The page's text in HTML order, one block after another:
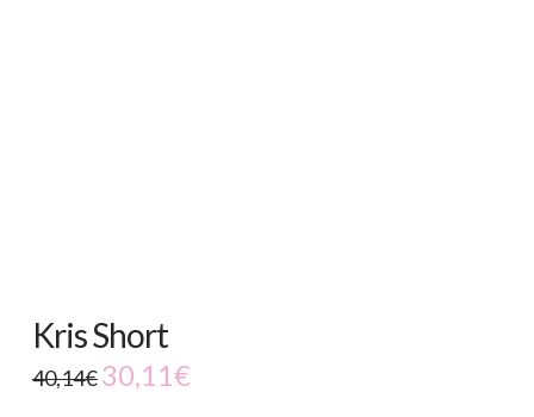
Kris Short
40,14€30,11€